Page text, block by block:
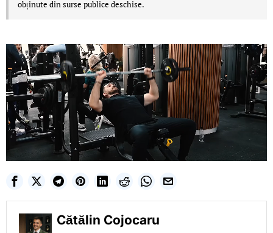
obținute din surse publice deschise.
Cătălin Cojocaru